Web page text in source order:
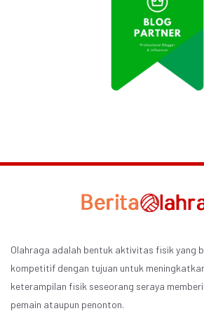
Olahraga adalah bentuk aktivitas fisik yang
kompetitif dengan tujuan untuk
keterampilan fisik seseorang seraya
pemain ataupun penonton.